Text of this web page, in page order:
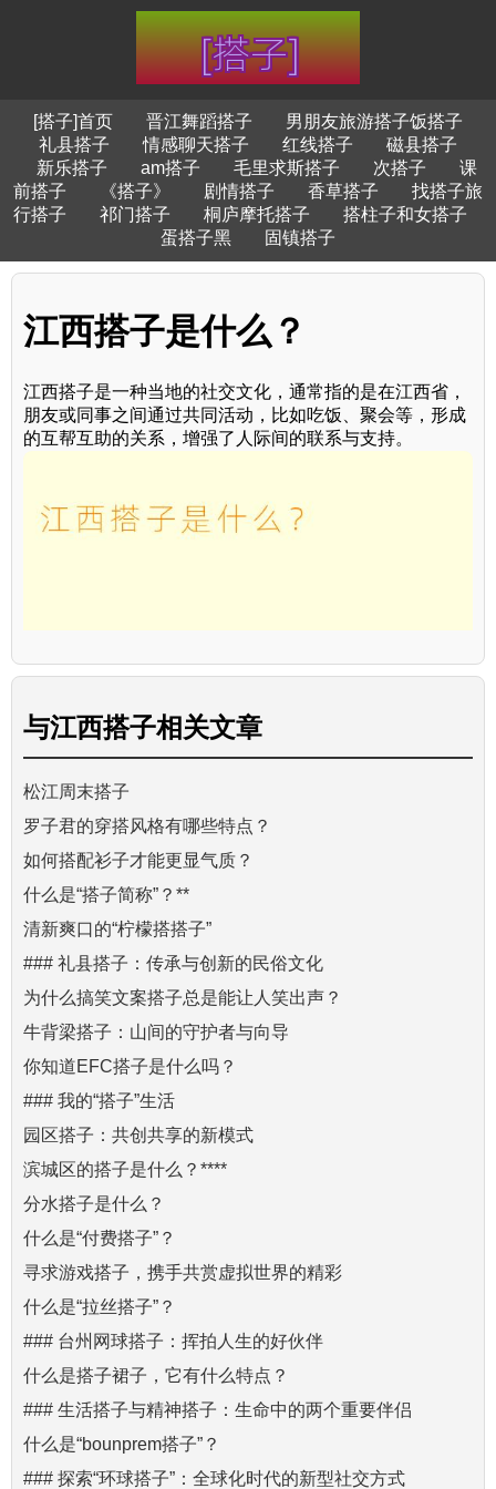
[搭子]首页 晋江舞蹈搭子
男朋友旅游搭子饭搭子
礼县搭子
情感聊天搭子 红线搭子
磁县搭子
新乐搭子
am搭子 毛里求斯搭子 次搭子
课
前搭子
《搭子》 剧情搭子 香草搭子
找搭子旅
行搭子
祁门搭子 桐庐摩托搭子
搭柱子和女搭子
蛋搭子黑
固镇搭子
江西搭子是什么？
江西搭子是一种当地的社交文化，通常指的是在江西省，
朋友或同事之间通过共同活动，比如吃饭、聚会等，形成
的互帮互助的关系，增强了人际间的联系与支持。
与江西搭子相关文章
松江周末搭子
罗子君的穿搭风格有哪些特点？
如何搭配衫子才能更显气质？
什么是“搭子简称”？**
清新爽口的“柠檬搭搭子”
### 礼县搭子：传承与创新的民俗文化
为什么搞笑文案搭子总是能让人笑出声？
牛背梁搭子：山间的守护者与向导
你知道EFC搭子是什么吗？
### 我的“搭子”生活
园区搭子：共创共享的新模式
滨城区的搭子是什么？****
分水搭子是什么？
什么是“付费搭子”？
寻求游戏搭子，携手共赏虚拟世界的精彩
什么是“拉丝搭子”？
### 台州网球搭子：挥拍人生的好伙伴
什么是搭子裙子，它有什么特点？
### 生活搭子与精神搭子：生命中的两个重要伴侣
什么是“bounprem搭子”？
### 探索“环球搭子”：全球化时代的新型社交方式